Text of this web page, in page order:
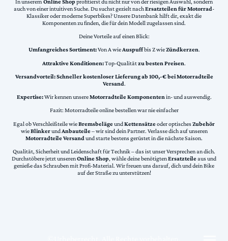
auch von einer intuitiven Suche. Du suchst gezielt nachErsatzteilen für Motorrad-
Klassiker oder moderne Superbikes? Unsere Datenbank hilft dir, exakt die
Komponenten zu finden, die für dein Modell zugelassen sind.
Deine Vorteile auf einen Blick:
Umfangreiches Sortiment:Von A wieAuspuffbis Z wieZündkerzen.
Attraktive Konditionen:Top-Qualitätzu besten Preisen.
Versandvorteil:Schneller kostenloser Lieferung ab 100,-€ bei Motorradteile
Versand.
Expertise:Wir kennen unsereMotorradteile Komponentenin- und auswendig.
Fazit: Motorradteile online bestellen war nie einfacher
Egal ob Verschleißteile wieBremsbelägeundKettensätzeoder optischesZubehör
wieBlinkerundAnbauteile– wir sind dein Partner. Verlasse dich auf unseren
Motorradteile Versand und starte bestens gerüstet in die nächste Saison.
Qualität, Sicherheit und Leidenschaft für Technik – das ist unser Versprechen an dich.
Durchstöbere jetzt unserenOnline Shop, wähle deine benötigtenErsatzteileaus und
genieße das Schrauben mit Profi-Material. Wir freuen uns darauf, dich und dein Bike
auf der Straße zu unterstützen!